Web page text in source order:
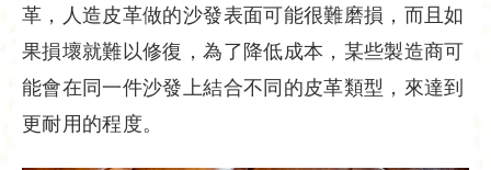
革，人造皮革做的沙發表面可能很難磨損，而且如
果損壞就難以修復，為了降低成本，某些製造商可
能會在同一件沙發上結合不同的皮革類型，來達到
更耐用的程度。